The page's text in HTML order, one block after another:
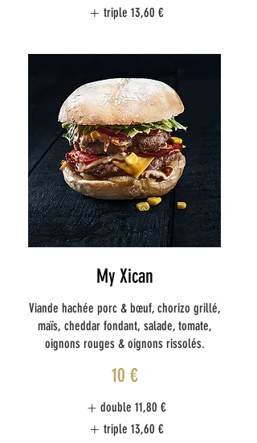
triple 13,60 €
My Xican
Viande hachée porc & bœuf, chorizo grillé,
maïs, cheddar fondant, salade, tomate,
oignons rouges & oignons rissolés.
10 €
double 11,80 €
triple 13,60 €